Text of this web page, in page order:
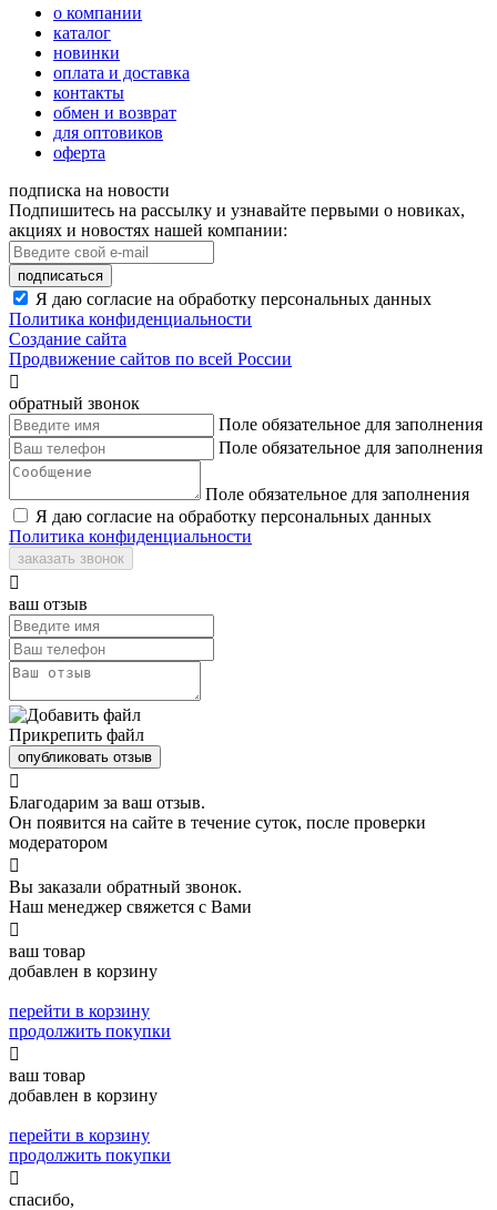
о компании
каталог
новинки
оплата и доставка
контакты
обмен и возврат
для оптовиков
оферта
подписка на новости
Подпишитесь на рассылку и узнавайте первыми о новиках,
акциях и новостях нашей компании:
подписаться
Я даю согласие на обработку персональных данных
Политика конфиденциальности
Создание сайта
Продвижение сайтов по всей России

обратный звонок
Поле обязательное для заполнения
Поле обязательное для заполнения
Поле обязательное для заполнения
Я даю согласие на обработку персональных данных
Политика конфиденциальности
заказать звонок

ваш отзыв
Прикрепить файл
опубликовать отзыв

Благодарим за ваш отзыв.
Он появится на сайте в течение суток, после проверки
модератором

Вы заказали обратный звонок.
Наш менеджер свяжется с Вами

ваш товар
добавлен в корзину
перейти в корзину
продолжить покупки

ваш товар
добавлен в корзину
перейти в корзину
продолжить покупки

спасибо,